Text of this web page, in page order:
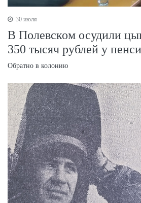
30 июля
В Полевском осудили
350 тысяч рублей у
Обратно в колонию